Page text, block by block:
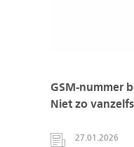
GSM-nummer
Niet zo
27.01.2026